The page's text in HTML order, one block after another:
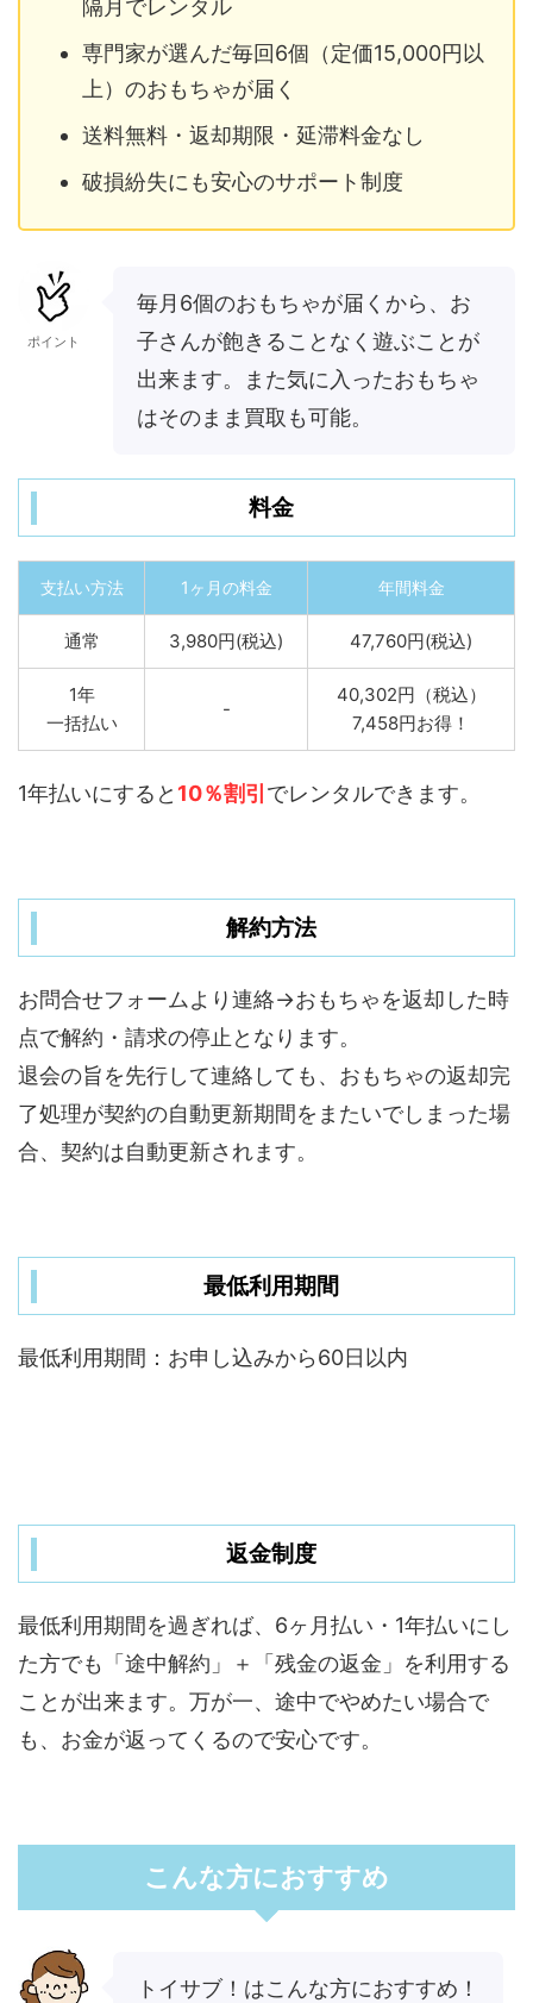
隔月でレンタル
専門家が選んだ毎回6個（定価15,000円以
上）のおもちゃが届く
送料無料・返却期限・延滞料金なし
破損紛失にも安心のサポート制度
ポイント
毎月6個のおもちゃが届くから、お
子さんが飽きることなく遊ぶことが
出来ます。また気に入ったおもちゃ
はそのまま買取も可能。
料金
支払い方法 1ヶ月の料金 年間料金
通常 3,980円(税込) 47,760円(税込)
1年
一括払い
-
40,302円（税込）
7,458円お得！
1年払いにすると 10％割引 でレンタルできます。
解約方法
お問合せフォームより連絡→おもちゃを返却した時
点で解約・請求の停止となります。
退会の旨を先行して連絡しても、おもちゃの返却完
了処理が契約の自動更新期間をまたいでしまった場
合、契約は自動更新されます。
最低利用期間
最低利用期間：お申し込みから60日以内
返金制度
最低利用期間を過ぎれば、6ヶ月払い・1年払いにし
た方でも「途中解約」＋「残金の返金」を利用する
ことが出来ます。万が一、途中でやめたい場合で
も、お金が返ってくるので安心です。
こんな方におすすめ
トイサブ！はこんな方におすすめ！